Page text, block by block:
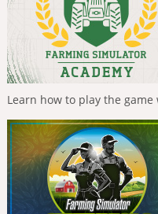
Learn how to play the